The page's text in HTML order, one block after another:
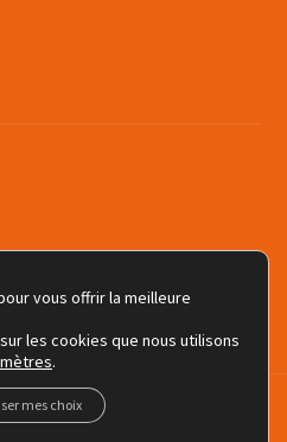
Responsable - FIR
vous offrir la meilleure
les cookies que nous utilisons
.
mes choix